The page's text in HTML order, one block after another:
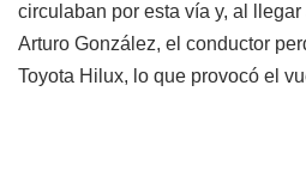
circulaban por esta vía y, al
Arturo González, el conductor
Toyota Hilux, lo que provocó el